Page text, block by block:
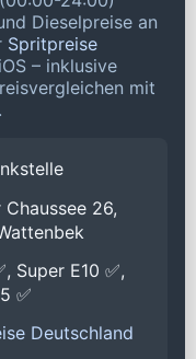
Dieselpreise an
Spritpreise
– inklusive
mit
Chaussee 26,
Super E10 ✅,
✅
Deutschland